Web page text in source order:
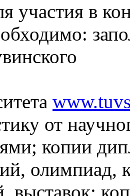
участия в
от
копии
олимпиад,